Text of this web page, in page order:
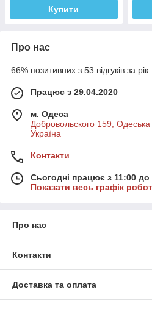
Купити
Про нас
66% позитивних з 53 відгуків за рік
Працює з 29.04.2020
м. Одеса
Добровольского 159,
Україна
Контакти
Сьогодні працює з 11:00 до
Показати весь графік
Про нас
Контакти
Доставка та оплата